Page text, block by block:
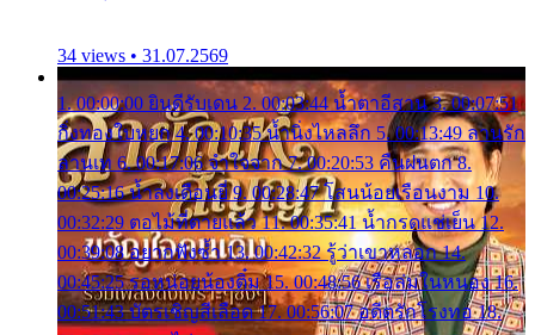
34 views • 31.07.2569
1. 00:00:00 ยินดีรับเดน 2. 00:03:44 น้ำตาอีสาน 3. 00:07:51
กิ่งทองใบหยก 4. 00:10:35 น้ำนิ่งไหลลึก 5. 00:13:49 ลานรัก
ลานเท 6. 00:17:06 จำใจจาก 7. 00:20:53 คืนฝนตก 8.
00:25:16 น้ำลงเดือนยี่ 9. 00:28:47 โสนน้อยเรือนงาม 10.
00:32:29 ตอไม้ที่ตายแล้ว 11. 00:35:41 น้ำกรดแช่เย็น 12.
00:39:08 อยากฟังซ้ำ 13. 00:42:32 รู้ว่าเขาหลอก 14.
00:45:25 รอหน่อยน้องติ๋ม 15. 00:48:56 เรือล่มในหนอง 16.
00:51:43 บัตรเชิญสีเลือด 17. 00:56:07 อดีตรักโรงทอ 18.